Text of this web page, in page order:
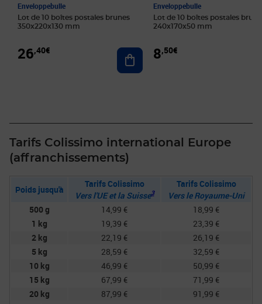
Enveloppebulle
Lot de 10 boîtes postales brunes
350x220x130 mm
26,40€ Ajouter au panier
Enveloppebulle
Lot de 10 boîtes postales
240x170x50 mm
8,50€
Tarifs Colissimo international Europe
(affranchissements)
Poids jusqu'à
Tarifs Colissimo
Vers l'UE et la Suisse3
Tarifs Colissimo
Vers le Royaume-Uni
500 g
14,99 €
18,99 €
1 kg
19,39 €
23,39 €
2 kg
22,19 €
26,19 €
5 kg
28,59 €
32,59 €
10 kg
46,99 €
50,99 €
15 kg
67,99 €
71,99 €
20 kg
87,99 €
91,99 €